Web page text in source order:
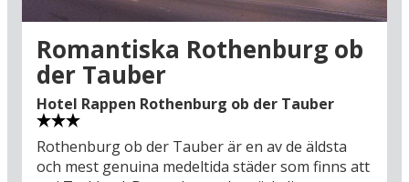
Romantiska Rothenburg ob
der Tauber
Hotel Rappen Rothenburg ob der Tauber
Rothenburg ob der Tauber är en av de äldsta
och mest genuina medeltida städer som finns att